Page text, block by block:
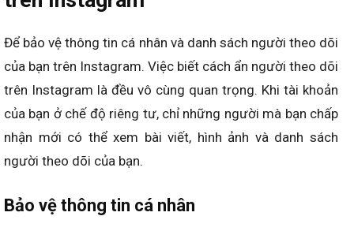
Để bảo vệ thông tin cá nhân và danh sách người theo dõi
của bạn trên Instagram. Việc biết cách ẩn người theo dõi
trên Instagram là đều vô cùng quan trọng. Khi tài khoản
của bạn ở chế độ riêng tư, chỉ những người mà bạn chấp
nhận mới có thể xem bài viết, hình ảnh và danh sách
người theo dõi của bạn.
Bảo vệ thông tin cá nhân